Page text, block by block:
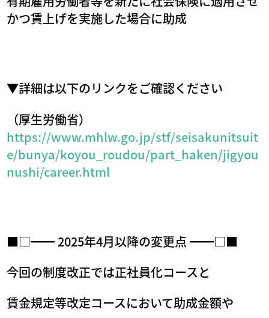
かつ賃上げを実施した場合に助成
▼詳細は以下のリンクをご確認ください
（厚生労働省）
https://www.mhlw.go.jp/stf/seisakunitsuit
e/bunya/koyou_roudou/part_haken/jigyou
nushi/career.html
■□━━ 2025年4月以降の変更点 ━━□■
今回の制度改正では正社員化コースと
賃金規定等改定コースにおいて助成金額や